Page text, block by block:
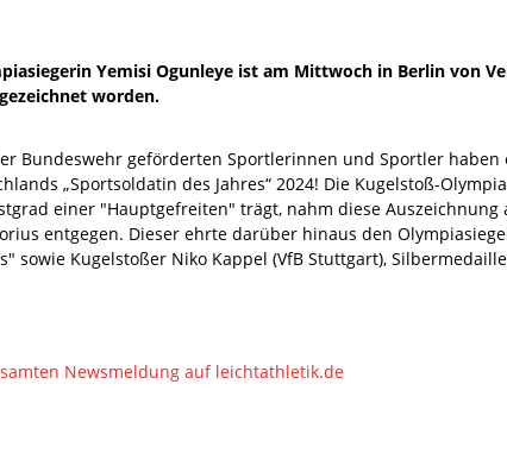
Yemisi Ogunleye ist am Mittwoch in Berlin von
worden.
Bundeswehr geförderten Sportlerinnen und Sportler haben
„Sportsoldatin des Jahres“ 2024! Die Kugelstoß-
einer "Hauptgefreiten" trägt, nahm diese
entgegen. Dieser ehrte darüber hinaus den
sowie Kugelstoßer Niko Kappel (VfB Stuttgart),
Newsmeldung auf leichtathletik.de